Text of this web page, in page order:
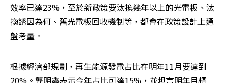
效率已達23%，至於新政策要汰換幾年以上的光電板、汰
換誘因為何、舊光電板回收機制等，都會在政策設計上通
盤考量。
根據經濟部規劃，再生能源發電占比在明年11月要達到
20%。龔明鑫表示今年占比可達15%，並坦言明年目標